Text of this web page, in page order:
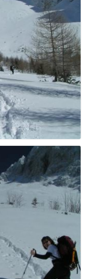
e
n
v
i
a